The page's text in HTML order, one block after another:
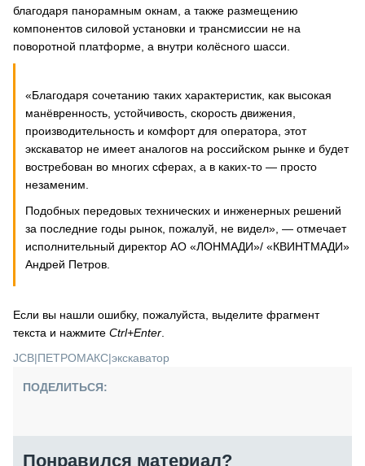
благодаря панорамным окнам, а также размещению
компонентов силовой установки и трансмиссии не на
поворотной платформе, а внутри колёсного шасси.
«Благодаря сочетанию таких характеристик, как высокая
манёвренность, устойчивость, скорость движения,
производительность и комфорт для оператора, этот
экскаватор не имеет аналогов на российском рынке и будет
востребован во многих сферах, а в каких-то — просто
незаменим.
Подобных передовых технических и инженерных решений
за последние годы рынок, пожалуй, не видел», — отмечает
исполнительный директор АО «ЛОНМАДИ»/ «КВИНТМАДИ»
Андрей Петров.
Если вы нашли ошибку, пожалуйста, выделите фрагмент
текста и нажмите Ctrl+Enter
JCB|ПЕТРОМАКС|экскаватор
ПОДЕЛИТЬСЯ:
Понравился материал?